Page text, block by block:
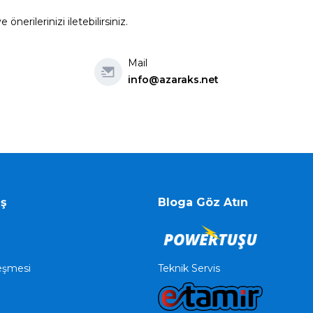
önerilerinizi iletebilirsiniz.
Mail
info@azaraks.net
Bloga Göz Atın
Teknik Servis